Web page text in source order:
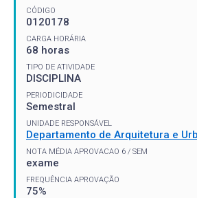
CÓDIGO
0120178
CARGA HORÁRIA
68 horas
TIPO DE ATIVIDADE
DISCIPLINA
PERIODICIDADE
Semestral
UNIDADE RESPONSÁVEL
Departamento de Arquitetura e
NOTA MÉDIA APROVACAO 6 / SEM
exame
FREQUÊNCIA APROVAÇÃO
75%